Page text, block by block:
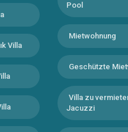
Villa
Pool
Mietwohnung
Geschützte
Villa zu
Jacuzzi